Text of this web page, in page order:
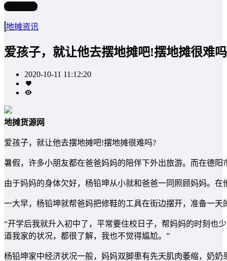
写文章
地摊资讯
爱孩子，就让他去摆地摊吧!摆地摊很难
2020-10-11 11:12:20
地摊货源网
爱孩子，就让他去摆地摊吧!摆地摊很难吗?
暑假，许多小朋友都在爸爸妈妈的陪伴下外出旅游。而在德
由于妈妈的身体欠好，杨铅坤从小就和爸爸一同照顾妈妈。
一大早，杨铅坤就帮爸妈把修鞋的工具在街边摆开，准备一天
“开学后我就升入初中了，平常要住校日子，帮妈妈的时刻也
道我家的状况，都很了解，我也不觉得尴尬。”
杨铅坤家中经济状况一般，妈妈双脚患有先天肌肉萎缩，奶